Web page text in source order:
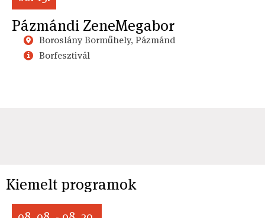
Pázmándi ZeneMegabor
Boroslány Borműhely, Pázmánd
Borfesztivál
Kiemelt programok